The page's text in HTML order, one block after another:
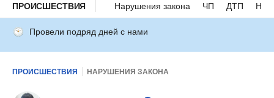
ПРОИСШЕСТВИЯ Нарушения закона ЧП ДТП
Провели подряд дней с нами
ПРОИСШЕСТВИЯ НАРУШЕНИЯ ЗАКОНА